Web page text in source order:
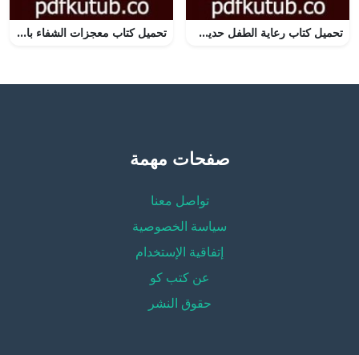
تحميل كتاب رعاية الطفل حديث الولادة وقبل السن المدرسي PDF تأليف د. ألفت الشافعي مجانا [كامل] تحميل كتاب معجزات الشفاء بالحجامة PDF تأليف منصور عبد الحكيم مجانا [كامل]
صفحات مهمة
تواصل معنا
سياسة الخصوصية
إتفاقية الإستخدام
عن كتب كو
حقوق النشر